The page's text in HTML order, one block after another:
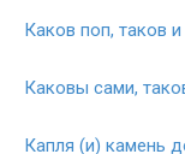
Каков поп, таков
Каковы сами,
Капля (и) камень